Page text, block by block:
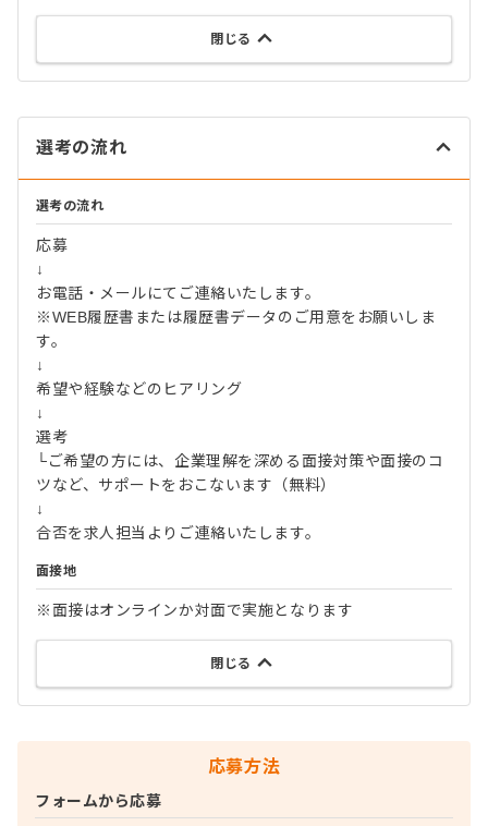
閉じる
選考の流れ
選考の流れ
応募
↓
お電話・メールにてご連絡いたします。
※WEB履歴書または履歴書データのご用意をお願いしま
す。
↓
希望や経験などのヒアリング
↓
選考
└ご希望の方には、企業理解を深める面接対策や面接のコ
ツなど、サポートをおこないます（無料）
↓
合否を求人担当よりご連絡いたします。
面接地
※面接はオンラインか対面で実施となります
閉じる
応募方法
フォームから応募